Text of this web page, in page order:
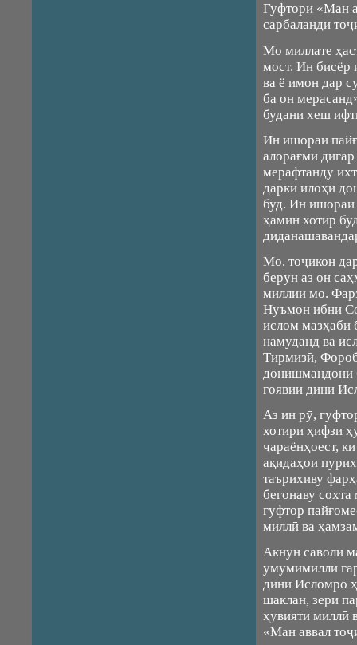
Гуфтори «Ман
сарбаланди
Мо миллате
мост. Ин бисёр
ва ё имон дар
ба он
будани хеш
Ин ишораи
алорағми
мерафтанду
дарки илоҳӣ
буд. Ин
ҳамин хотир
Мо, тоҷикон
берун аз он
миллии мо.
Нуъмон ибни
ислом мазҳаби
намуданд ва
Тирмизӣ,
донишмандони
ғоявии дини
Аз ин рӯ,
хотири ҳифзи
ҷараёнҳоест,
ақидаҳои
таърихиву
бегонаву
гуфтор
миллӣ ва
Акнун саволи
умумимиллӣ
дини Исломро
шаклан, зери
ҳувияти миллӣ
«Ман аввал